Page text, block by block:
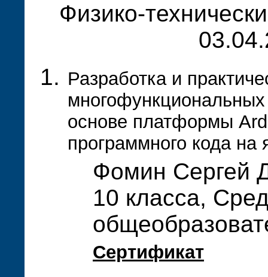
Физико-
Разработка и
основе платформы
программного кода
Фомин Сергей
10 класса,
Сертификат